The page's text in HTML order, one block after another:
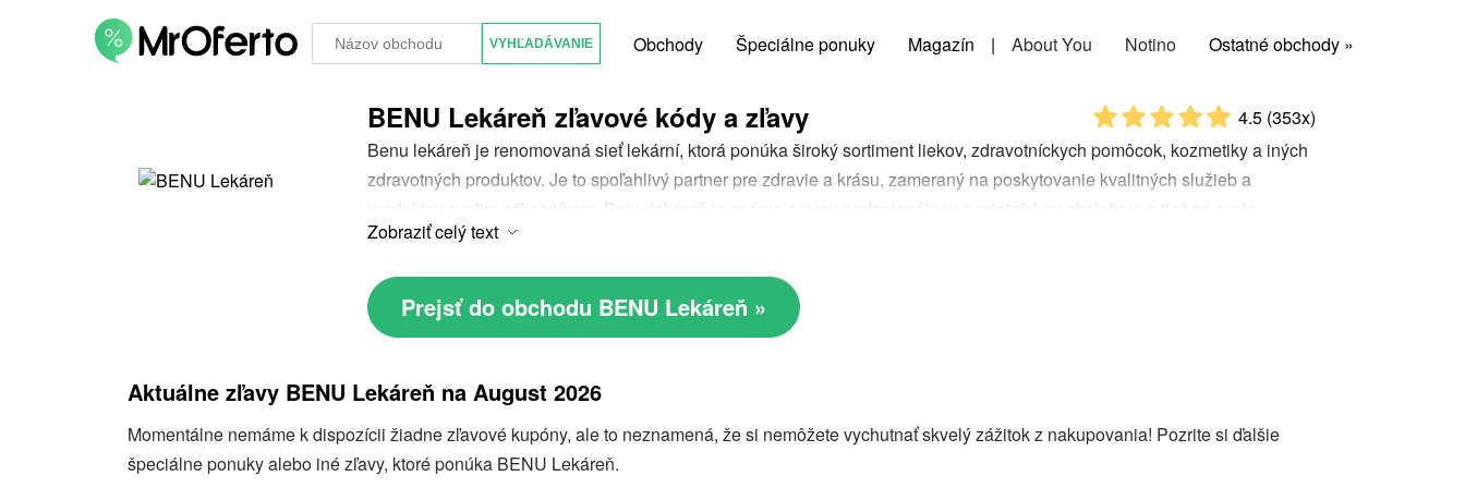
Obchody Špeciálne ponuky Magazín | About You Notino Ostatné obchody »
BENU Lekáreň zľavové kódy a zľavy 4.5 (353x)
Benu lekáreň je renomovaná sieť lekární, ktorá ponúka široký sortiment liekov, zdravotníckych pomôcok, kozmetiky a iných
zdravotných produktov. Je to spoľahlivý partner pre zdravie a krásu, zameraný na poskytovanie kvalitných služieb a
produktov svojim zákazníkom. Benu lekáreň je známa svojou profesionálnou a priateľskou obsluhou, a tiež za svoje
pravidelné akcie a zľavy, pri ktorých môžu zákazníci ušetriť na nákupoch.
pre všetkých, ktorí hľadajú kvalitu, odbornosť a úspory v jednom, pričom využitie Benu lekáreň zľavového kódu umožňuje
zákazníkom získať maximálnu hodnotu za svoje peniaze.
Zobraziť celý text
Prejsť do obchodu BENU Lekáreň »
Aktuálne zľavy BENU Lekáreň na August 2026
Momentálne nemáme k dispozícii žiadne zľavové kupóny, ale to neznamená, že si nemôžete vychutnať skvelý zážitok z nakupovania! Pozrite si ďalšie
špeciálne ponuky alebo iné zľavy, ktoré ponúka BENU Lekáreň.